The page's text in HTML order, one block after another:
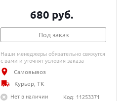
680 руб.
Под заказ
Наши менеджеры обязательно свяжутся
с вами и уточнят условия заказа
Самовывоз
Курьер, ТК
Нет в наличии
Код: 11253371